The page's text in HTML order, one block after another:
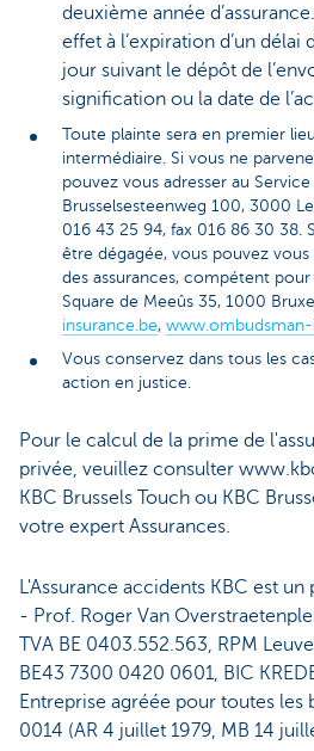
deuxième année
effet à l’expiration d’un
jour suivant le dépôt de
signification ou la date de
Toute plainte sera en premier
intermédiaire. Si vous ne
pouvez vous adresser au
Brusselsesteenweg 100, 3000
016 43 25 94, fax 016 86 30 38.
être dégagée, vous pouvez
des assurances, compétent
Square de Meeûs 35, 1000
insurance.be, www.ombudsman-
Vous conservez dans tous les
action en justice.
Pour le calcul de la prime de
privée, veuillez consulter
KBC Brussels Touch ou KBC
votre expert Assurances.
L'Assurance accidents KBC est
- Prof. Roger Van
TVA BE 0403.552.563, RPM
BE43 7300 0420 0601, BIC
Entreprise agréée pour toutes les
0014 (AR 4 juillet 1979, MB 14